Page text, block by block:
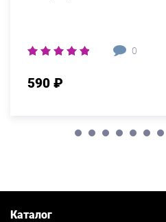
0
590 ₽
Каталог